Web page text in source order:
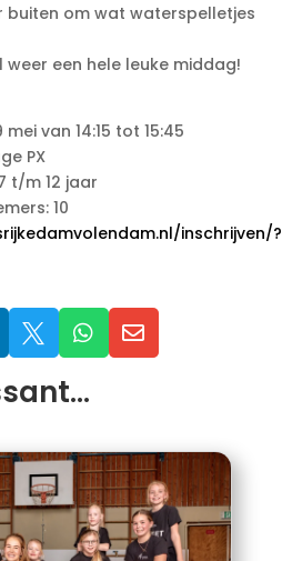
buiten om wat waterspelletjes
een hele leuke middag!
van 14:15 tot 15:45
PX
t/m 12 jaar
10
inschrijven/?
  